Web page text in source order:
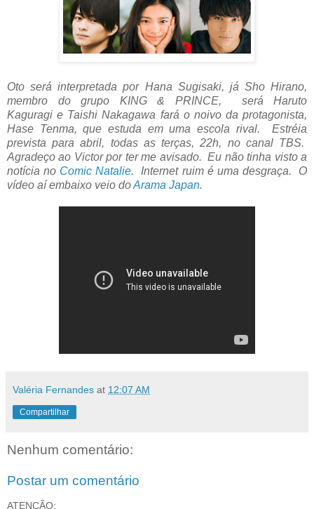
Oto será interpretada por Hana Sugisaki, já Sho Hirano,
membro do grupo KING & PRINCE, será Haruto
Kaguragie Taishi Nakagawa fará o noivo da protagonista,
Hase Tenma, que estuda em uma escola rival. Estréia
prevista para abril, todas as terças, 22h, no canal TBS.
Agradeço ao Victor por ter me avisado. Eu não tinha visto a
notícia no Comic Natalie. Internet ruim é uma desgraça. O
vídeo aí embaixo veio doArama Japan.
Valéria Fernandes at 12:07 AM
Compartilhar
Nenhum comentário:
Postar um comentário
ATENÇÃO: